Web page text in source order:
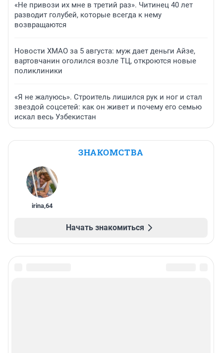
«Не привози их мне в третий раз». Читинец 40 лет
разводит голубей, которые всегда к нему
возвращаются
Новости ХМАО за 5 августа: муж дает деньги Айзе,
вартовчанин оголился возле ТЦ, откроются новые
поликлиники
«Я не жалуюсь». Строитель лишился рук и ног и стал
звездой соцсетей: как он живет и почему его семью
искал весь Узбекистан
ЗНАКОМСТВА
irina,64
Начать знакомиться